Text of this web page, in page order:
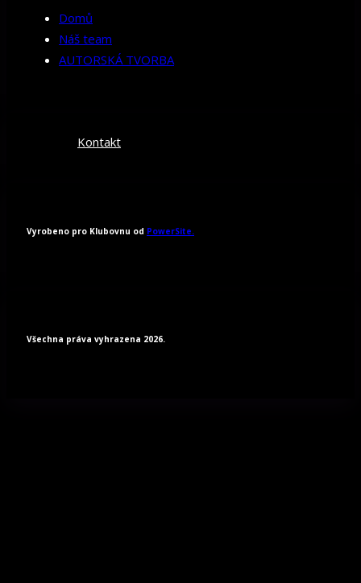
Domů
Náš team
AUTORSKÁ TVORBA
Kontakt
Vyrobeno pro Klubovnu od PowerSite.
Všechna práva vyhrazena 2026.